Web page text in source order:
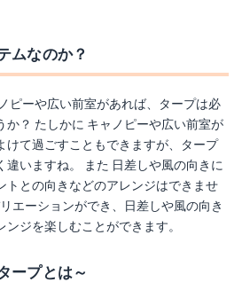
ムなのか？
ピーや広い前室があれば、タープは必
か？ たしかに キャノピーや広い前室が
けて過ごすこともできますが、タープ
違いますね。 また 日差しや風の向きに
トとの向きなどのアレンジはできませ
エーションができ、日差しや風の向き
ジを楽しむことができます。
ープとは～